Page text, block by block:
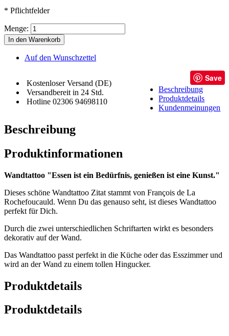
* Pflichtfelder
Menge:
In den Warenkorb
Auf den Wunschzettel
Kostenloser Versand (DE)
Versandbereit in 24 Std.
Hotline 02306 94698110
Save
Beschreibung
Produktdetails
Kundenmeinungen
Beschreibung
Produktinformationen
Wandtattoo "Essen ist ein Bedürfnis, genießen ist eine Kunst."
Dieses schöne Wandtattoo Zitat stammt von François de La
Rochefoucauld. Wenn Du das genauso seht, ist dieses Wandtattoo
perfekt für Dich.
Durch die zwei unterschiedlichen Schriftarten wirkt es besonders
dekorativ auf der Wand.
Das Wandtattoo passt perfekt in die Küche oder das Esszimmer und
wird an der Wand zu einem tollen Hingucker.
Produktdetails
Produktdetails